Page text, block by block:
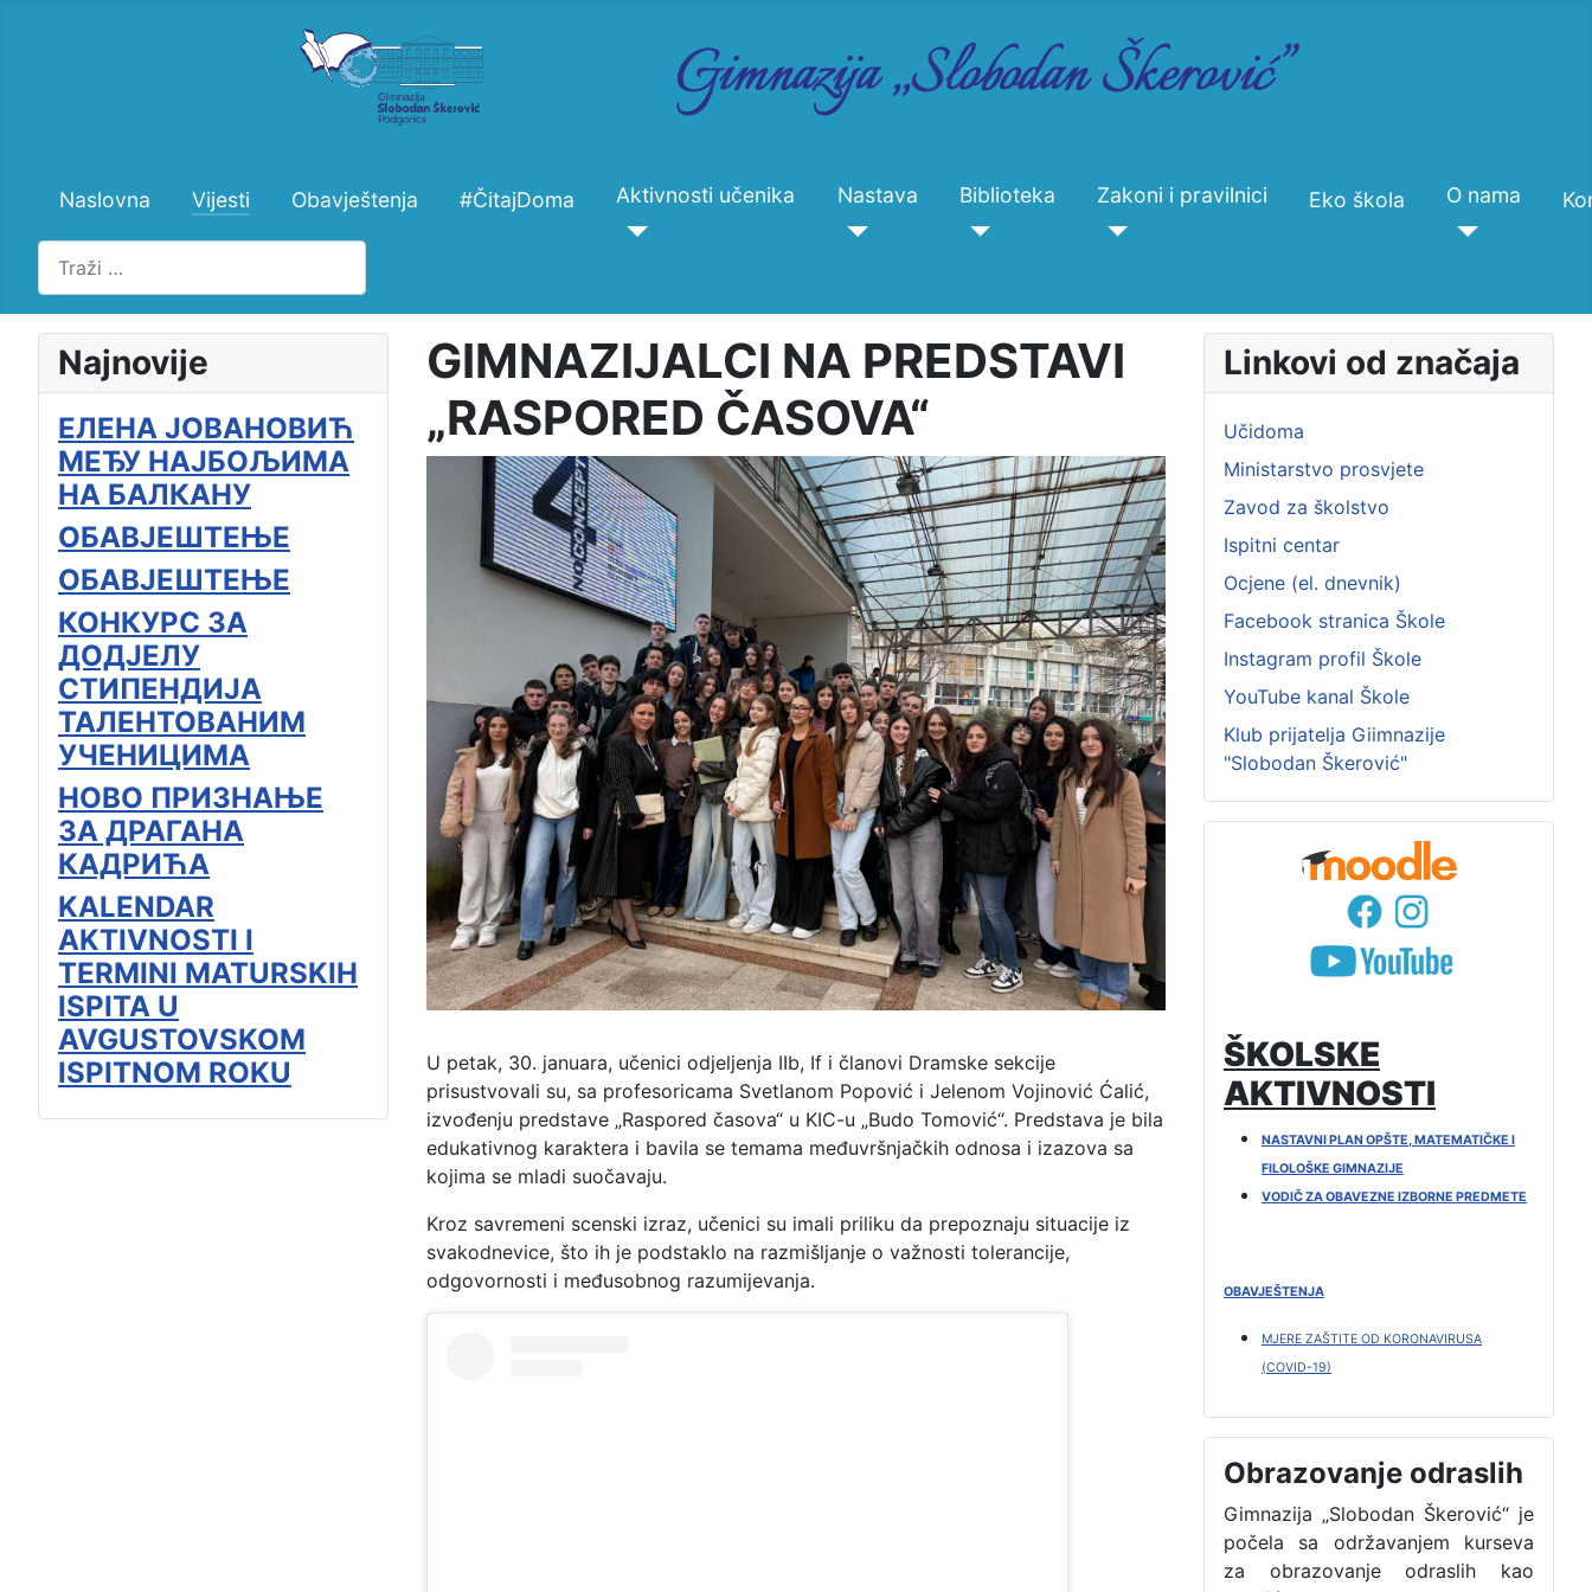
Naslovna Vijesti Obavještenja #ČitajDoma Aktivnosti učenika Nastava Biblioteka Zakoni i pravilnici Eko škola O nama
Pretraži
Najnovije
ЕЛЕНА ЈОВАНОВИЋ
МЕЂУ НАЈБОЉИМА
НА БАЛКАНУ
ОБАВЈЕШТЕЊЕ
ОБАВЈЕШТЕЊЕ
КОНКУРС ЗА
ДОДЈЕЛУ
СТИПЕНДИЈА
ТАЛЕНТОВАНИМ
УЧЕНИЦИМА
НОВО ПРИЗНАЊЕ
ЗА ДРАГАНА
КАДРИЋА
KALENDAR
AKTIVNOSTI I
TERMINI MATURSKIH
ISPITA U
AVGUSTOVSKOM
ISPITNOM ROKU
GIMNAZIJALCI NA PREDSTAVI
„RASPORED ČASOVA“
U petak, 30. januara, učenici odjeljenja IIb, If i članovi Dramske sekcije
prisustvovali su, sa profesoricama Svetlanom Popović i Jelenom Vojinović Ćalić,
izvođenju predstave „Raspored časova“ u KIC-u „Budo Tomović“. Predstava je bila
edukativnog karaktera i bavila se temama međuvršnjačkih odnosa i izazova sa
kojima se mladi suočavaju.
Kroz savremeni scenski izraz, učenici su imali priliku da prepoznaju situacije iz
svakodnevice, što ih je podstaklo na razmišljanje o važnosti tolerancije,
odgovornosti i međusobnog razumijevanja.
Linkovi od značaja
Učidoma
Ministarstvo prosvjete
Zavod za školstvo
Ispitni centar
Ocjene (el. dnevnik)
Facebook stranica Škole
Instagram profil Škole
YouTube kanal Škole
Klub prijatelja Giimnazije
"Slobodan Škerović"
ŠKOLSKE
AKTIVNOSTI
NASTAVNI PLAN OPŠTE, MATEMATIČKE I
FILOLOŠKE GIMNAZIJE
VODIČ ZA OBAVEZNE IZBORNE PREDMETE
OBAVJEŠTENJA
MJERE ZAŠTITE OD KORONAVIRUSA
(COVID-19)
Obrazovanje odraslih
Gimnazija „Slobodan Škerović“ je
počela sa održavanjem kurseva
za obrazovanje odraslih kao